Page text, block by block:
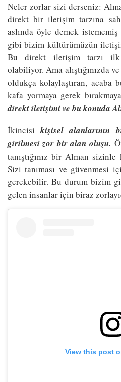
Neler zorlar sizi derseniz:
direkt bir iletişim tarzına
aslında öyle demek
gibi bizim kültürümüzün
Bu direkt iletişim tarzı ilk
olabiliyor. Ama alıştığınızda ve
oldukça kolaylaştıran, acaba
kafa yormaya gerek
direkt iletişimi ve bu konuda
İkincisikişisel alanlarının
girilmesi zor bir alan oluşu.
tanıştığınız bir Alman
Sizi tanıması ve güvenmesi
gerekebilir. Bu durum bizim
gelen insanlar için biraz
View this post